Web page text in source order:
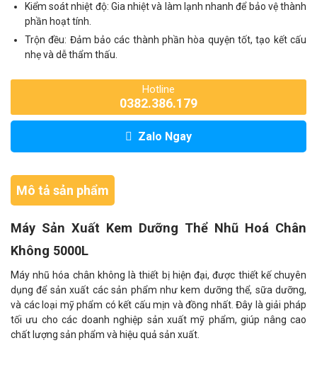
Kiểm soát nhiệt độ: Gia nhiệt và làm lạnh nhanh để bảo vệ thành
phần hoạt tính.
Trộn đều: Đảm bảo các thành phần hòa quyện tốt, tạo kết cấu
nhẹ và dễ thẩm thấu.
Hotline
0382.386.179
Zalo Ngay
Mô tả sản phẩm
Máy Sản Xuất Kem Dưỡng Thể Nhũ Hoá Chân
Không 5000L
Máy nhũ hóa chân không là thiết bị hiện đại, được thiết kế chuyên
dụng để sản xuất các sản phẩm như kem dưỡng thể, sữa dưỡng,
và các loại mỹ phẩm có kết cấu mịn và đồng nhất. Đây là giải pháp
tối ưu cho các doanh nghiệp sản xuất mỹ phẩm, giúp nâng cao
chất lượng sản phẩm và hiệu quả sản xuất.